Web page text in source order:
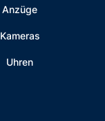
Anzüge
Kameras
Uhren